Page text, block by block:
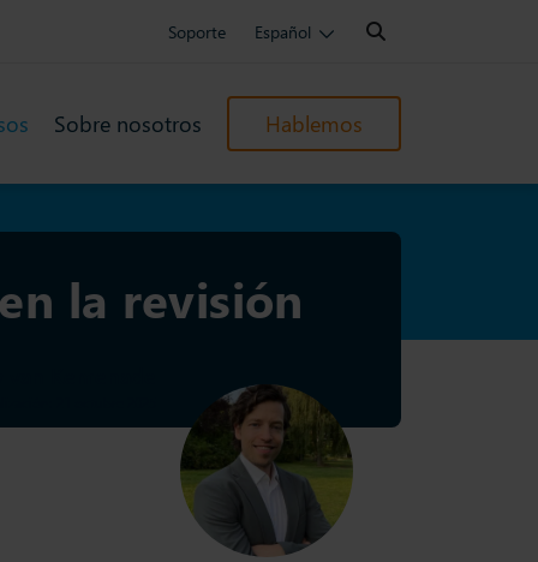
Soporte Español
Search:
Sobre nosotros Hablemos
la revisión